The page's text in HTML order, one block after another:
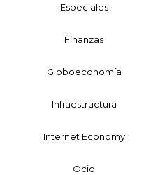
Especiales
Finanzas
Globoeconomía
Infraestructura
Internet Economy
Ocio